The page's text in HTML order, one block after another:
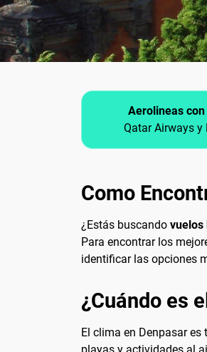
Aerolineas
Qatar Airways
Como
¿Estás buscando vuelos
Para encontrar los
identificar las opciones
¿Cuándo es
El clima en Denpasar